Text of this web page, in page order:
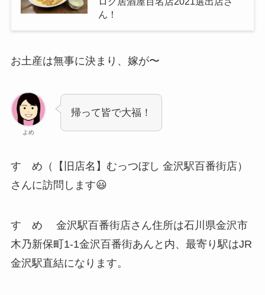
ん！
お土産は無事に決まり、嫁が〜
よめ
帰って皆で大福！
すゞめ（【旧店名】むっつぼし 金沢駅百番街店）
さんに訪問します😃
すゞめ 金沢駅百番街店さん住所は石川県金沢市
木乃新保町1-1金沢百番街あんと内、最寄り駅はJR
金沢駅直結になります。